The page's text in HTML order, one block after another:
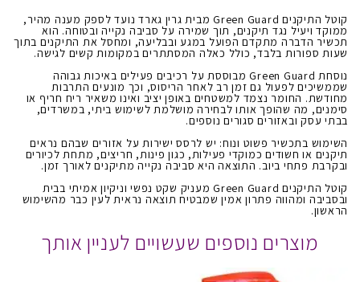
קוטל התיקנים Green Guard מבית גרין גארד נועד לספק מענה מהיר,
ממוקד ויעיל נגד תיקנים, תוך שמירה על סביבה נקייה ובטוחה. הוא
תכשיר הדברה מתקדם הפועל במגע ובבליעה, ומחסל את התיקנים בתוך
שעות ספורות בלבד, כולל כאלה המסתתרים במקומות קשים לגישה.
נוסחת Green Guard מבוססת על רכיבים פעילים באיכות גבוהה
שממשיכים לפעול גם זמן רב לאחר הריסוס, וכך מונעים התרבות
מחודשת. החומר נצמד למשטחים באופן יציב ואינו משאיר ריח חריף או
סימנים, מה שהופך אותו לבחירה מושלמת לשימוש ביתי, במשרדים,
בבתי עסק ובאזורים סגורים נוספים.
השימוש בתכשיר פשוט ונוח: יש לרסס ישירות על אזורים שבהם נראים
תיקנים או חשודים כמוקדי פעילות, כגון פינות, חריצים, מתחת לכיורים
ובקרבת פתחי ביוב. התוצאה היא סביבה נקייה מתיקנים לאורך זמן.
קוטל התיקנים Green Guard מעניק שקט נפשי וניקיון אמיתי בבית
ובסביבה ומהווה פתרון אמין שמבטיח תוצאה נראית לעין כבר מהשימוש
הראשון.
מוצרים נוספים שעשויים לעניין אותך